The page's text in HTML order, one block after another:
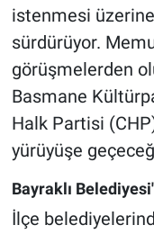
istenmesi üzerine
sürdürüyor.
görüşmelerden
Basmane
Halk Partisi
yürüyüşe
Bayraklı
İlçe